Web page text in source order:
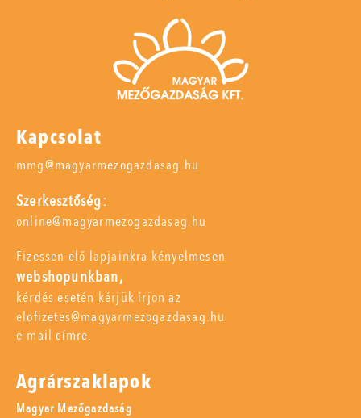
Kapcsolat
mmg@magyarmezogazdasag.hu
Szerkesztőség:
online@magyarmezogazdasag.hu
Fizessen elő lapjainkra kényelmesen
webshopunkban,
kérdés esetén kérjük írjon az
elofizetes@magyarmezogazdasag.hu
e-mail címre.
Agrárszaklapok
Magyar Mezőgazdaság